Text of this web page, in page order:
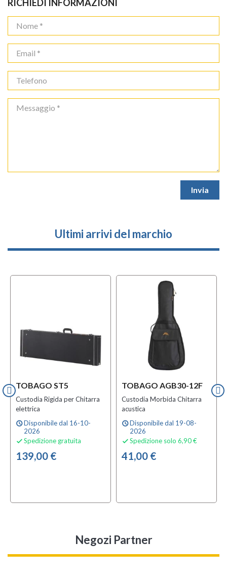
RICHIEDI INFORMAZIONI
Ultimi arrivi del marchio
TOBAGO ST5
Custodia Rigida per Chitarra
elettrica
scheduleDisponibile dal 16-10-
2026
 Spedizione gratuita
139,00 €
TOBAGO AGB30-12F
Custodia Morbida Chitarra
acustica
scheduleDisponibile dal 19-08-
2026
 Spedizione solo 6,90 €
41,00 €
Negozi Partner